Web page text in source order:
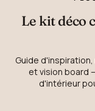
Le kit déco
Guide
et vision board
d'intérieur